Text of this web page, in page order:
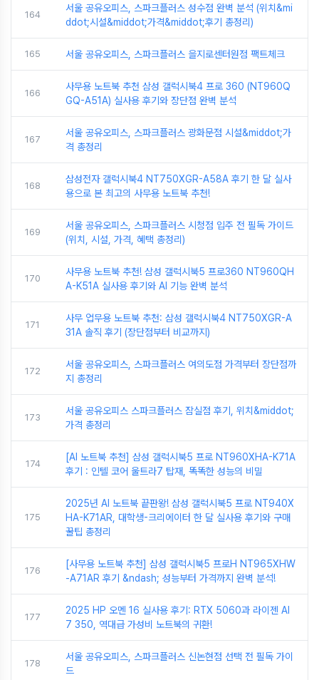
164
서울 공유오피스, 스파크플러스 성수점 완벽 분석 (위치&mi
ddot;시설&middot;가격&middot;후기 총정리)
165 서울 공유오피스, 스파크플러스 을지로센터원점 팩트체크
166
사무용 노트북 추천 삼성 갤럭시북4 프로 360 (NT960Q
GQ-A51A) 실사용 후기와 장단점 완벽 분석
167
서울 공유오피스, 스파크플러스 광화문점 시설&middot;가
격 총정리
168
삼성전자 갤럭시북4 NT750XGR-A58A 후기 한 달 실사
용으로 본 최고의 사무용 노트북 추천!
169
서울 공유오피스, 스파크플러스 시청점 입주 전 필독 가이드
(위치, 시설, 가격, 혜택 총정리)
170
사무용 노트북 추천! 삼성 갤럭시북5 프로360 NT960QH
A-K51A 실사용 후기와 AI 기능 완벽 분석
171
사무 업무용 노트북 추천: 삼성 갤럭시북4 NT750XGR-A
31A 솔직 후기 (장단점부터 비교까지)
172
서울 공유오피스, 스파크플러스 여의도점 가격부터 장단점까
지 총정리
173
서울 공유오피스 스파크플러스 잠실점 후기, 위치&middot;
가격 총정리
174
[AI 노트북 추천] 삼성 갤럭시북5 프로 NT960XHA-K71A
후기 : 인텔 코어 울트라7 탑재, 똑똑한 성능의 비밀
175
2025년 AI 노트북 끝판왕! 삼성 갤럭시북5 프로 NT940X
HA-K71AR, 대학생-크리에이터 한 달 실사용 후기와 구매
꿀팁 총정리
176
[사무용 노트북 추천] 삼성 갤럭시북5 프로H NT965XHW
-A71AR 후기 &ndash; 성능부터 가격까지 완벽 분석!
177
2025 HP 오멘 16 실사용 후기: RTX 5060과 라이젠 AI
7 350, 역대급 가성비 노트북의 귀환!
178
서울 공유오피스, 스파크플러스 신논현점 선택 전 필독 가이
드